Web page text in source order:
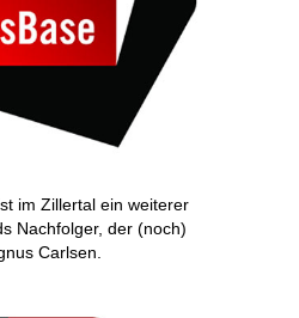
im Zillertal ein weiterer
Nachfolger, der (noch)
Carlsen.